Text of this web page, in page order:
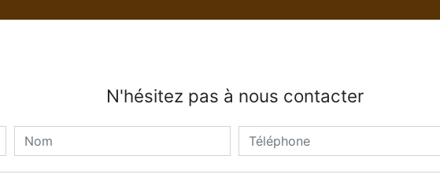
N'hésitez pas à nous contacter